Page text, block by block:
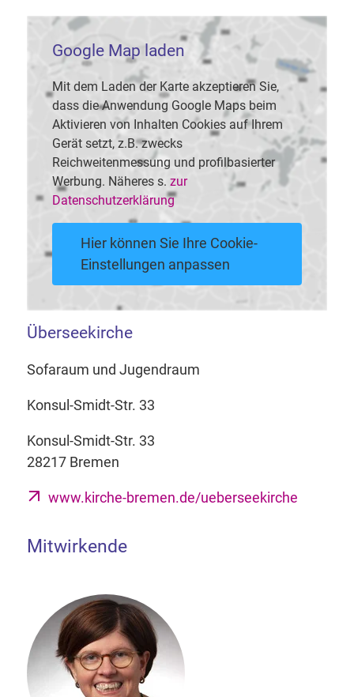
Google Map laden
Mit dem Laden der Karte akzeptieren Sie,
dass die Anwendung Google Maps beim
Aktivieren von Inhalten Cookies auf Ihrem
Gerät setzt, z.B. zwecks
Reichweitenmessung und profilbasierter
Werbung. Näheres s. zur
Datenschutzerklärung
Hier können Sie Ihre Cookie-
Einstellungen anpassen
Überseekirche
Sofaraum und Jugendraum
Konsul-Smidt-Str. 33
Konsul-Smidt-Str. 33
28217 Bremen
www.kirche-bremen.de/ueberseekirche
Mitwirkende